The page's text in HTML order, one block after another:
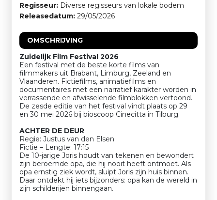
Regisseur: Diverse regisseurs van lokale bodem
Releasedatum: 29/05/2026
OMSCHRIJVING
Zuidelijk Film Festival 2026
Een festival met de beste korte films van
filmmakers uit Brabant, Limburg, Zeeland en
Vlaanderen. Fictiefilms, animatiefilms en
documentaires met een narratief karakter worden in
verrassende en afwisselende filmblokken vertoond.
De zesde editie van het festival vindt plaats op 29
en 30 mei 2026 bij bioscoop Cinecitta in Tilburg.
ACHTER DE DEUR
Regie: Justus van den Elsen
Fictie – Lengte: 17:15
De 10-jarige Joris houdt van tekenen en bewondert
zijn beroemde opa, die hij nooit heeft ontmoet. Als
opa ernstig ziek wordt, sluipt Joris zijn huis binnen.
Daar ontdekt hij iets bijzonders: opa kan de wereld in
zijn schilderijen binnengaan.